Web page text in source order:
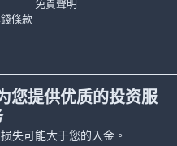
免責聲明
條款
您提供优质的投资服
失可能大于您的入金。